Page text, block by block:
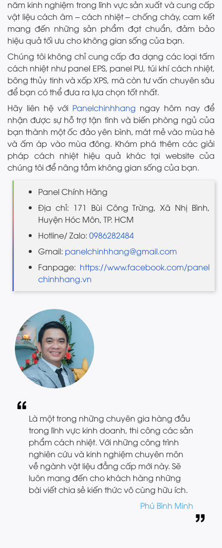
năm kinh nghiệm trong lĩnh vực sản xuất và cung cấp
vật liệu cách âm – cách nhiệt – chống cháy, cam kết
mang đến những sản phẩm đạt chuẩn, đảm bảo
hiệu quả tối ưu cho không gian sống của bạn.
Chúng tôi không chỉ cung cấp đa dạng các loại tấm
cách nhiệt như panel EPS, panel PU, túi khí cách nhiệt,
bông thủy tinh và xốp XPS, mà còn tư vấn chuyên sâu
để bạn có thể đưa ra lựa chọn tốt nhất.
Hãy liên hệ với Panelchinhhang ngay hôm nay để
nhận được sự hỗ trợ tận tình và biến phòng ngủ của
bạn thành một ốc đảo yên bình, mát mẻ vào mùa hè
và ấm áp vào mùa đông. Khám phá thêm các giải
pháp cách nhiệt hiệu quả khác tại website của
chúng tôi để nâng tầm không gian sống của bạn.
Panel Chính Hãng
Địa chỉ: 171 Bùi Công Trừng, Xã Nhị Bình,
Huyện Hóc Môn, TP. HCM
Hotline/ Zalo: 0986282484
Gmail: panelchinhhang@gmail.com
Fanpage: https://www.facebook.com/panel
chinhhang.vn
Là một trong những chuyên gia hàng đầu
trong lĩnh vực kinh doanh, thi công các sản
phẩm cách nhiệt. Với những công trình
nghiên cứu và kinh nghiệm chuyên môn
về ngành vật liệu đẳng cấp mới này. Sẽ
luôn mang đến cho khách hàng những
bài viết chia sẻ kiến thức vô cùng hữu ích.
Phú Bình Minh